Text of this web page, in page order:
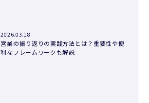
2026.03.18
営業の振り返りの実践方法とは？重要性や便
利なフレームワークも解説